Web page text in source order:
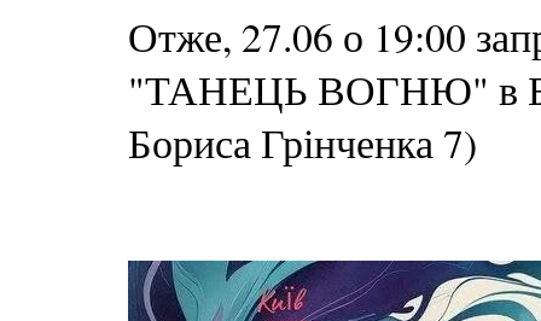
Отже, 27.06 о 19:00
"ТАНЕЦЬ ВОГНЮ" в
Бориса Грінченка 7)